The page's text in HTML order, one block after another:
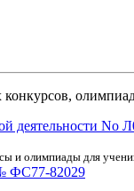
деятельности No
и олимпиады для
ФС77-82029